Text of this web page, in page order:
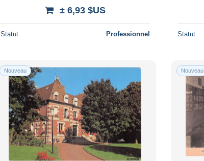
± 6,93 $US
Statut Professionnel Statut
Nouveau Nouveau